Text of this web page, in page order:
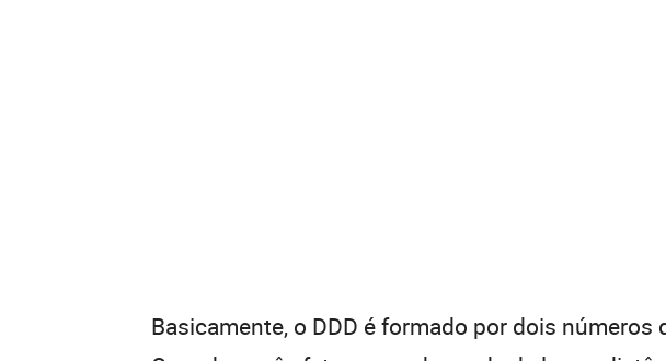
Basicamente, o DDD é formado por dois